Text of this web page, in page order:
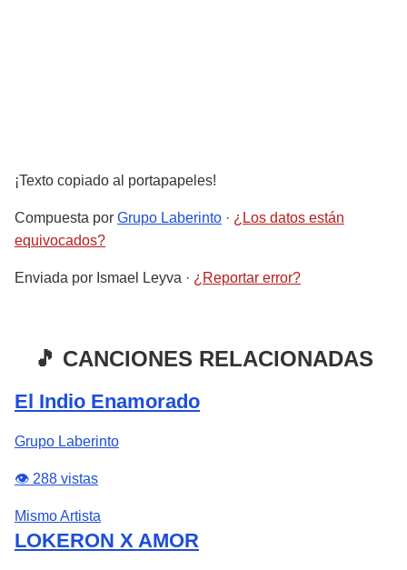
¡Texto copiado al portapapeles!
Compuesta por Grupo Laberinto · ¿Los datos están
equivocados?
Enviada por Ismael Leyva · ¿Reportar error?
🎵 CANCIONES RELACIONADAS
El Indio Enamorado
Grupo Laberinto
👁️ 288 vistas
Mismo Artista
LOKERON X AMOR